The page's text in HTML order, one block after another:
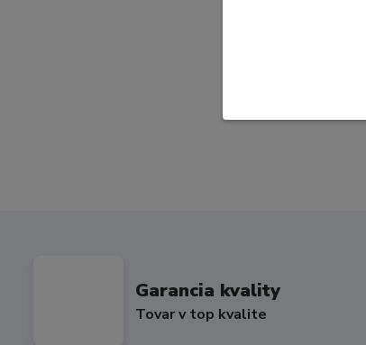
Garancia kvality
Tovar v top kvalite